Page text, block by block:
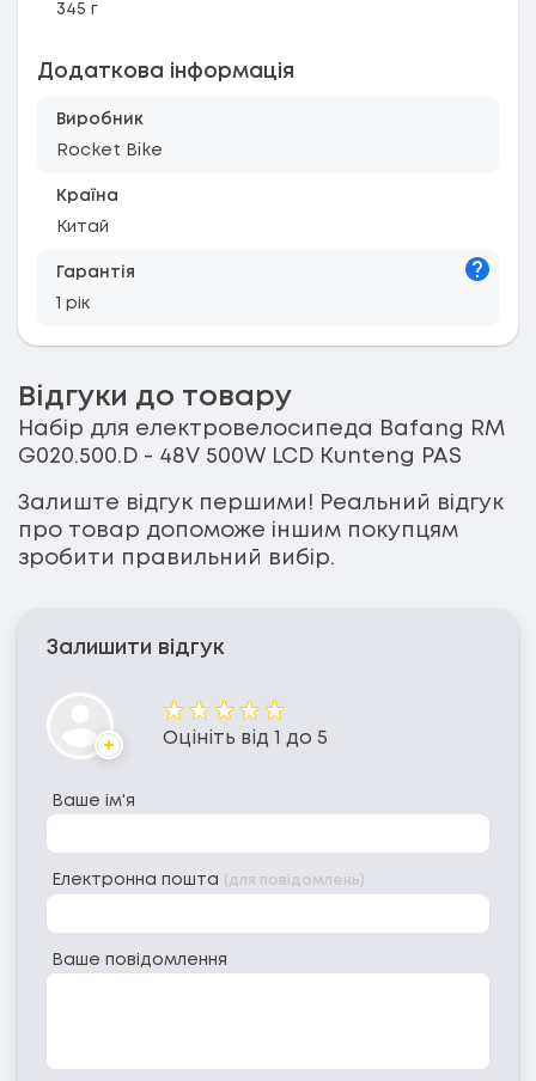
345 г
Додаткова інформація
Виробник
Rocket Bike
Країна
Китай
Гарантія
1 рік
Відгуки до товару
Набір для електровелосипеда Bafang RM
G020.500.D - 48V 500W LCD Kunteng PAS
Залиште відгук першими! Реальний відгук
про товар допоможе іншим покупцям
зробити правильний вибір.
Залишити відгук
Аватар
Оцінка
Оцініть від 1 до 5
Ваше ім'я
Електронна пошта (для повідомлень)
Ваше повідомлення